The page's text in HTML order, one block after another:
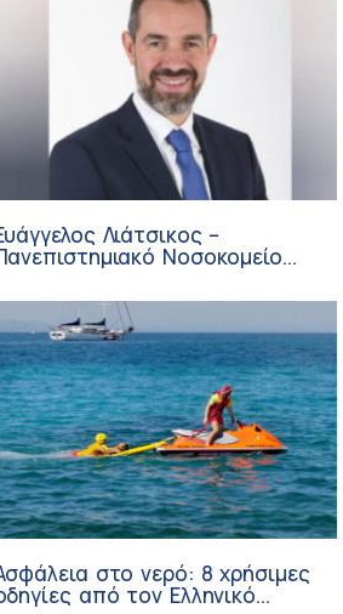
Λιάτσικος –
Νοσοκομείο
στο νερό: 8 χρήσιμες
από τον Ελληνικό